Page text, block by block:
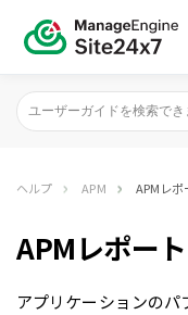
ヘルプ APM APMレポ
APMレポート
アプリケーションの